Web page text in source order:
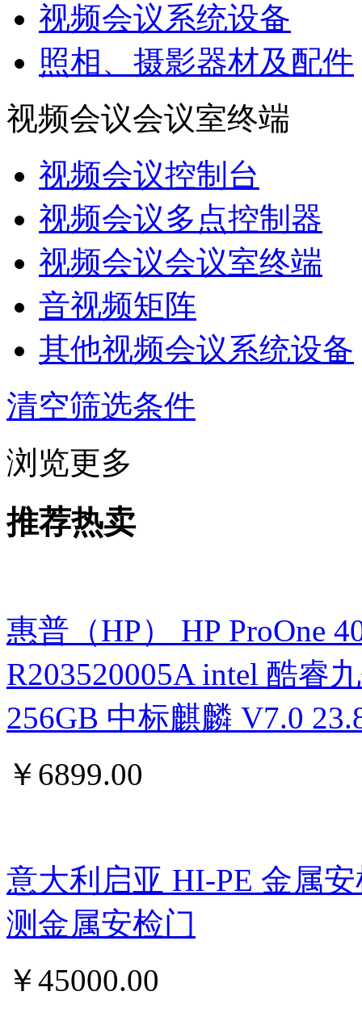
视频会议系统设备
照相、摄影器材及配件
视频会议会议室终端
视频会议控制台
视频会议多点控制器
视频会议会议室终端
音视频矩阵
其他视频会议系统设备
清空筛选条件
浏览更多
推荐热卖
惠普（HP） HP ProOne
R203520005A intel 酷睿
256GB 中标麒麟 V7.0
￥ 6899.00
意大利启亚 HI-PE 金属
测金属安检门
￥45000.00